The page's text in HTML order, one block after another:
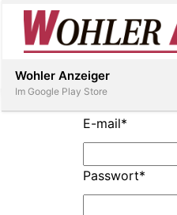
Inserieren
E-mail*
Passwort*
Wohler Anzeiger
Im Google Play Store